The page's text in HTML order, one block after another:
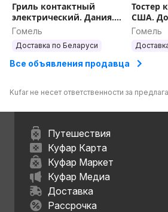
Гриль контактный
электрический. Дания.
Доставка.
Гомель
Доставка по Беларуси
Тостер
США.
Гомель
Все объявления продавца
Kufar не несет ответственности за
Путешествия
Куфар Карта
Куфар Маркет
Куфар Медиа
Доставка
Рассрочка